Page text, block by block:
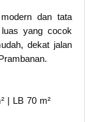
dan tata
yang cocok
dekat jalan
| LB 70 m²